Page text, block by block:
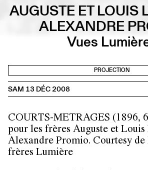
AUGUSTE ET LOUIS
ALEXANDRE
Vues
PROJECTION
SAM 13 DÉC 2008
COURTS-METRAGES (1896,
pour les frères Auguste et
Alexandre Promio. Courtesy
frères Lumière